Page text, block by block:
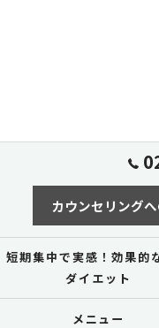
カウンセリング
短期集中で実感！効果的
ダイエット
メニュー